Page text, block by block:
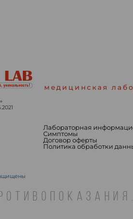
медицинская
Лабораторная
Симптомы
Договор оферты
Политика обработки